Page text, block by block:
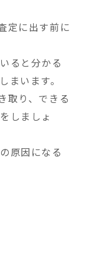
定に出す前に
ると分かる
まいます。
取り、できる
しましょ
原因になる